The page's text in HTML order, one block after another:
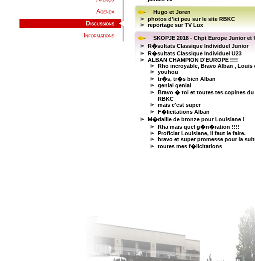
Agenda
Discussions
Informations